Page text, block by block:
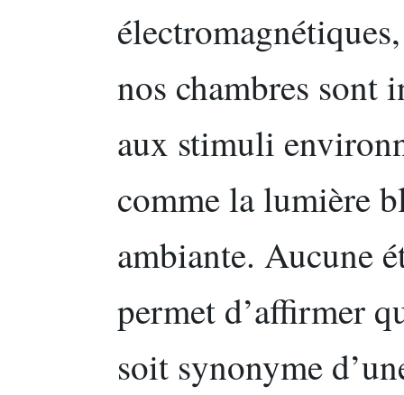
nos chambres sont
aux stimuli
comme la lumière
ambiante. Aucune
permet d’affirmer
soit synonyme